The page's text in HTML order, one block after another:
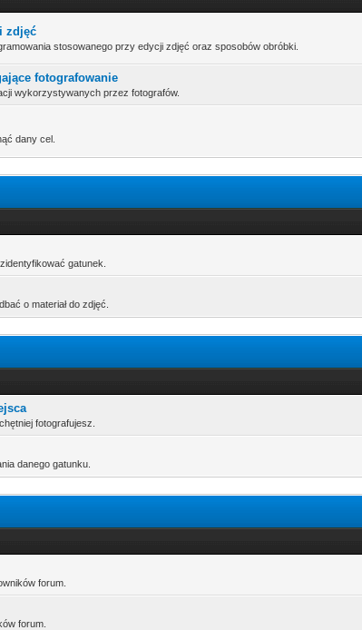
zdjęć
stosowanego przy edycji zdjęć oraz sposobów obróbki.
fotografowanie
wykorzystywanych przez fotografów.
dany cel.
gatunek.
o materiał do zdjęć.
fotografujesz.
danego gatunku.
forum.
forum.